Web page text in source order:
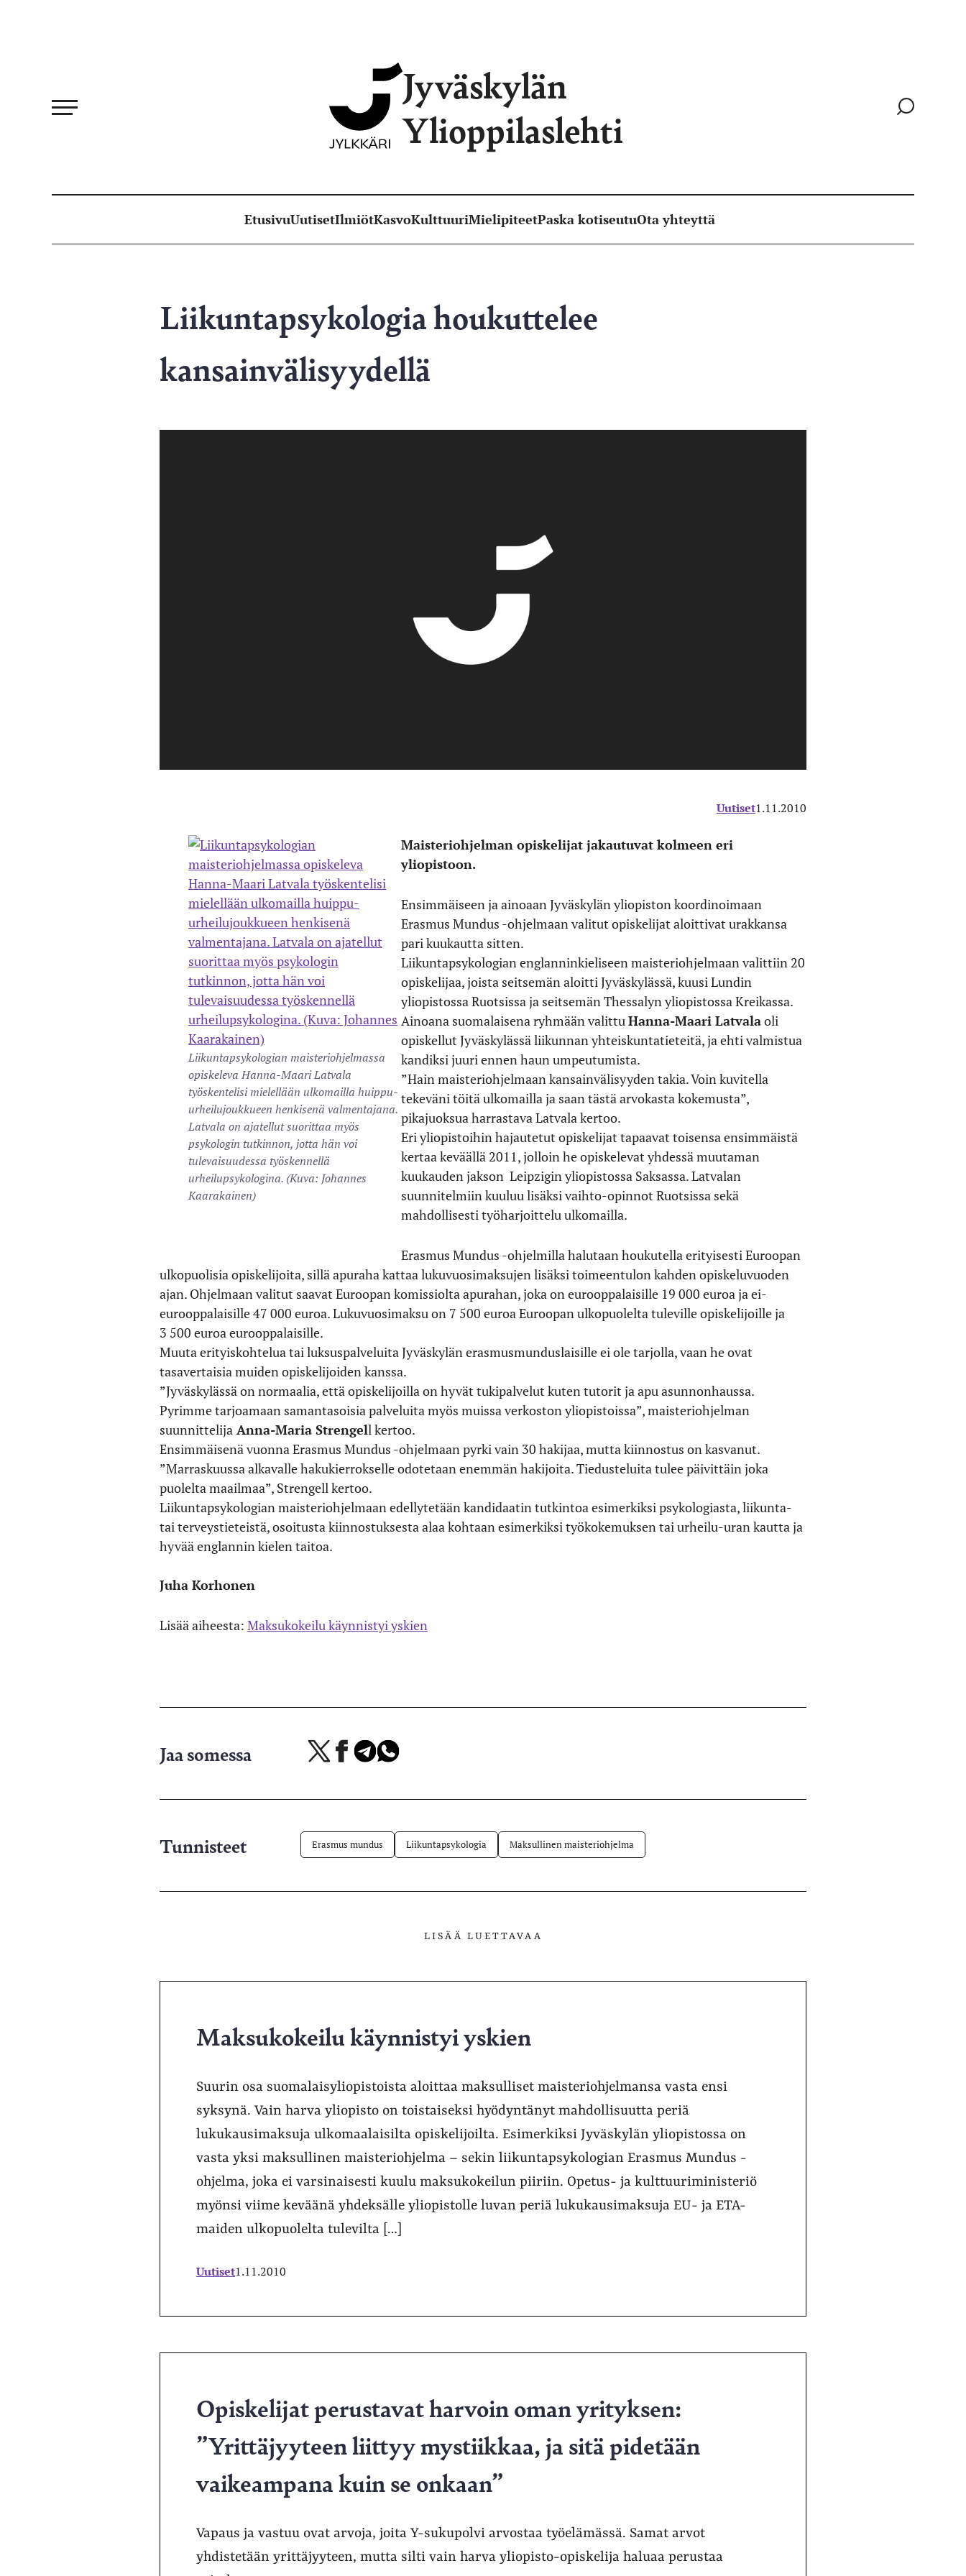
Jyväskylän
Ylioppilaslehti
Siirry
EtusivuUutisetIlmiötKasvoKulttuuriMielipiteetPaska kotiseutuOta yhteyttä
Liikuntapsykologia houkuttelee
kansainvälisyydellä
Uutiset1.11.2010
Liikuntapsykologian maisteriohjelmassa
opiskeleva Hanna-Maari Latvala
työskentelisi mielellään ulkomailla huippu-
urheilujoukkueen henkisenä valmentajana.
Latvala on ajatellut suorittaa myös
psykologin tutkinnon, jotta hän voi
tulevaisuudessa työskennellä
urheilupsykologina. (Kuva: Johannes
Kaarakainen)
Maisteriohjelman opiskelijat jakautuvat kolmeen eri
yliopistoon.
Ensimmäiseen ja ainoaan Jyväskylän yliopiston koordinoimaan
Erasmus Mundus -ohjelmaan valitut opiskelijat aloittivat urakkansa
pari kuukautta sitten.
Liikuntapsykologian englanninkieliseen maisteriohjelmaan valittiin 20
opiskelijaa, joista seitsemän aloitti Jyväskylässä, kuusi Lundin
yliopistossa Ruotsissa ja seitsemän Thessalyn yliopistossa Kreikassa.
Ainoana suomalaisena ryhmään valittu Hanna-Maari Latvalaoli
opiskellut Jyväskylässä liikunnan yhteiskuntatieteitä, ja ehti valmistua
kandiksi juuri ennen haun umpeutumista.
”Hain maisteriohjelmaan kansainvälisyyden takia. Voin kuvitella
tekeväni töitä ulkomailla ja saan tästä arvokasta kokemusta”,
pikajuoksua harrastava Latvala kertoo.
Eri yliopistoihin hajautetut opiskelijat tapaavat toisensa ensimmäistä
kertaa keväällä 2011, jolloin he opiskelevat yhdessä muutaman
kuukauden jakson Leipzigin yliopistossa Saksassa. Latvalan
suunnitelmiin kuuluu lisäksi vaihto-opinnot Ruotsissa sekä
mahdollisesti työharjoittelu ulkomailla.
Erasmus Mundus -ohjelmilla halutaan houkutella erityisesti Euroopan
ulkopuolisia opiskelijoita, sillä apuraha kattaa lukuvuosimaksujen lisäksi toimeentulon kahden opiskeluvuoden
ajan. Ohjelmaan valitut saavat Euroopan komissiolta apurahan, joka on eurooppalaisille 19 000 euroa ja ei-
eurooppalaisille 47 000 euroa. Lukuvuosimaksu on 7 500 euroa Euroopan ulkopuolelta tuleville opiskelijoille ja
3 500 euroa eurooppalaisille.
Muuta erityiskohtelua tai luksuspalveluita Jyväskylän erasmusmunduslaisille ei ole tarjolla, vaan he ovat
tasavertaisia muiden opiskelijoiden kanssa.
”Jyväskylässä on normaalia, että opiskelijoilla on hyvät tukipalvelut kuten tutorit ja apu asunnonhaussa.
Pyrimme tarjoamaan samantasoisia palveluita myös muissa verkoston yliopistoissa”, maisteriohjelman
suunnittelija Anna-Maria Strengell kertoo.
Ensimmäisenä vuonna Erasmus Mundus -ohjelmaan pyrki vain 30 hakijaa, mutta kiinnostus on kasvanut.
”Marraskuussa alkavalle hakukierrokselle odotetaan enemmän hakijoita. Tiedusteluita tulee päivittäin joka
puolelta maailmaa”, Strengell kertoo.
Liikuntapsykologian maisteriohjelmaan edellytetään kandidaatin tutkintoa esimerkiksi psykologiasta, liikunta-
tai terveystieteistä, osoitusta kiinnostuksesta alaa kohtaan esimerkiksi työkokemuksen tai urheilu-uran kautta ja
hyvää englannin kielen taitoa.
Juha Korhonen
Lisää aiheesta: Maksukokeilu käynnistyi yskien
Jaa somessa
Jaa
palvelussa
Jaa Jaa Jaa
Tunnisteet Erasmus mundus Liikuntapsykologia Maksullinen maisteriohjelma
LISÄÄ LUETTAVAA
Maksukokeilu käynnistyi yskien
Suurin osa suomalaisyliopistoista aloittaa maksulliset maisteriohjelmansa vasta ensi
syksynä. Vain harva yliopisto on toistaiseksi hyödyntänyt mahdollisuutta periä
lukukausimaksuja ulkomaalaisilta opiskelijoilta. Esimerkiksi Jyväskylän yliopistossa on
vasta yksi maksullinen maisteriohjelma – sekin liikuntapsykologian Erasmus Mundus -
ohjelma, joka ei varsinaisesti kuulu maksukokeilun piiriin. Opetus- ja kulttuuriministeriö
myönsi viime keväänä yhdeksälle yliopistolle luvan periä lukukausimaksuja EU- ja ETA-
maiden ulkopuolelta tulevilta […]
Uutiset1.11.2010
Opiskelijat perustavat harvoin oman yrityksen:
”Yrittäjyyteen liittyy mystiikkaa, ja sitä pidetään
vaikeampana kuin se onkaan”
Vapaus ja vastuu ovat arvoja, joita Y-sukupolvi arvostaa työelämässä. Samat arvot
yhdistetään yrittäjyyteen, mutta silti vain harva yliopisto-opiskelija haluaa perustaa